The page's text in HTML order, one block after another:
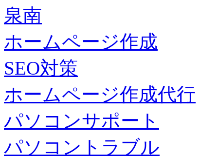
泉南
ホームページ作成
SEO対策
ホームページ作成代行
パソコンサポート
パソコントラブル